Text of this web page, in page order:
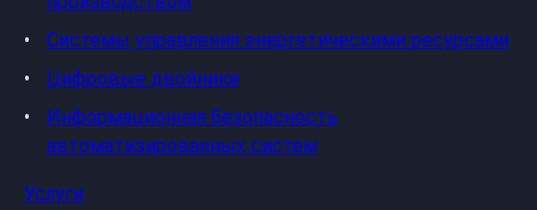
Системы управления энергетическими ресурсами
Цифровые двойники
Информационная безопасность
автоматизированных систем
Услуги